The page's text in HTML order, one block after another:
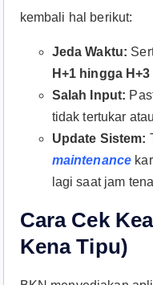
kembali hal berikut:
Jeda Waktu:
H+1 hingga H+3
Salah Input:
tidak tertukar
Update Sistem:
maintenance
lagi saat jam
Cara Cek
Kena Tipu)